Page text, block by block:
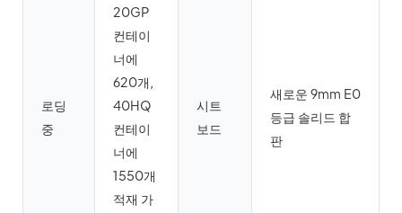
로딩
중
20GP
컨테이
너에
620개,
40HQ
컨테이
너에
1550개
적재 가
시트
보드
새로운 9mm E0
등급 솔리드 합
판